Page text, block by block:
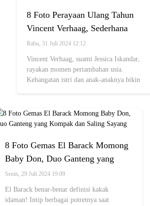
8 Foto Perayaan Ulang Tahun
Vincent Verhaag, Sederhana
bareng Istri dan Anak-Anak
Rabu, 31 Juli 2024 12:12
Vincent Verhaag, suami Jessica Iskandar,
rayakan momen pertambahan usia.
Kehangatan istri dan anak-anaknya bikin
8 Foto Gemas El Barack Momong
Baby Don, Duo Ganteng yang
Kompak dan Saling Sayang
Senin, 29 Juli 2024 19:09
El Barack benar-benar definisi kakak
idaman! Intip berbagai potretnya saat